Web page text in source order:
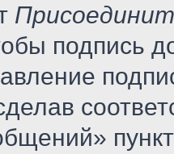
подпись